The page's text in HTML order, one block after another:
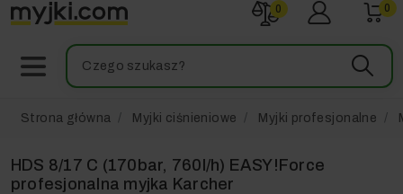
0 0
Strona główna Myjki ciśnieniowe Myjki profesjonalne
HDS 8/17 C (170bar, 760l/h) EASY!Force
profesjonalna myjka Karcher